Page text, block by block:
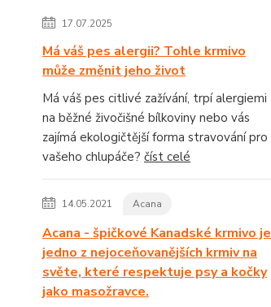
17.07.2025
Má váš pes alergii? Tohle krmivo
může změnit jeho život
Má váš pes citlivé zažívání, trpí alergiemi
na běžné živočišné bílkoviny nebo vás
zajímá ekologičtější forma stravování pro
vašeho chlupáče? číst celé
14.05.2021 Acana
Acana - špičkové Kanadské krmivo je
jedno z nejoceňovanějších krmiv na
světe, které respektuje psy a kočky
jako masožravce.